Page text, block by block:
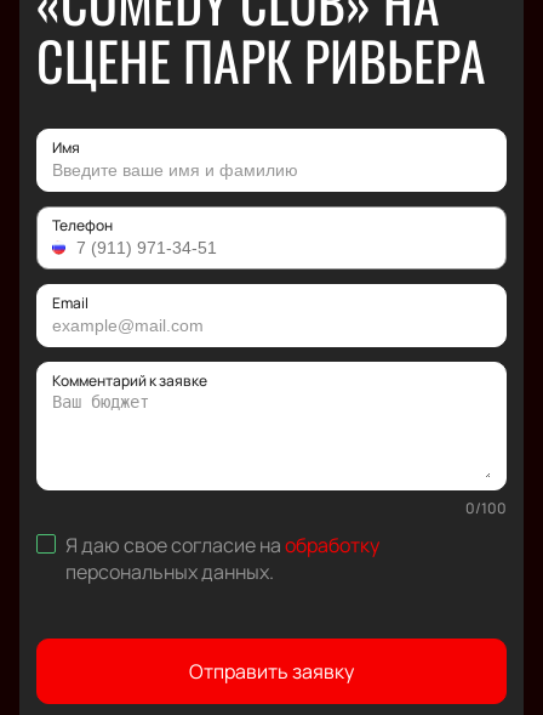
СЦЕНЕ ПАРК РИВЬЕРА
Имя
Телефон
Email
Комментарий к заявке
0/100
Я даю свое согласие наобработку
персональных данных.
Отправить заявку